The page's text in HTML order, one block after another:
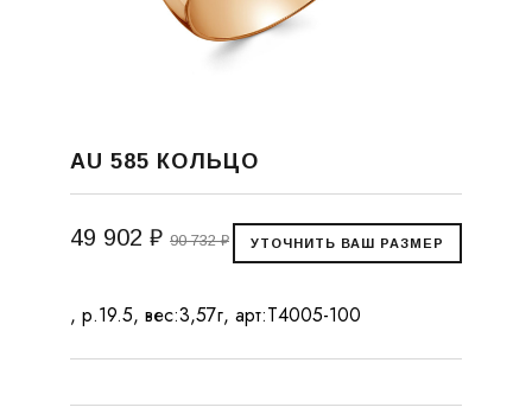
AU 585 КОЛЬЦО
49 902 ₽ 90 732 ₽
, р.19.5, вес:3,57г, арт:Т4005-100